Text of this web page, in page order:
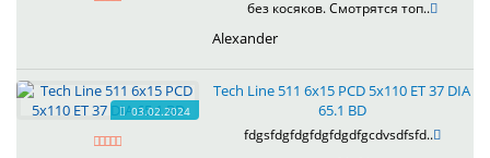
без косяков. Смотрятся топ..
Alexander
03.02.2024
Tech Line 511 6x15 PCD 5x110 ET 37 DIA
65.1 BD
fdgsfdgfdgfdgfdgdfgcdvsdfsfd..